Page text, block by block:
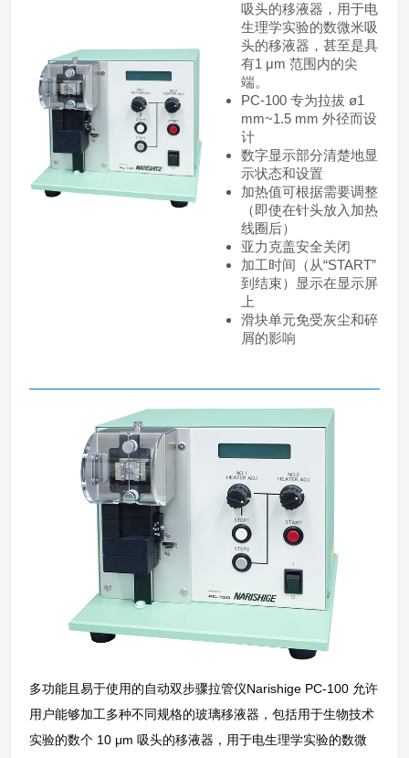
吸头的移液器，用于电
生理学实验的数微米吸
头的移液器，甚至是具
有1 μm 范围内的尖
端。
PC-100 专为拉拔 ø1
mm~1.5 mm 外径而设
计
数字显示部分清楚地显
示状态和设置
加热值可根据需要调整
（即使在针头放入加热
线圈后）
亚力克盖安全关闭
加工时间（从“START”
到结束）显示在显示屏
上
滑块单元免受灰尘和碎
屑的影响
多功能且易于使用的自动双步骤拉管仪Narishige PC-100 允许
用户能够加工多种不同规格的玻璃移液器，包括用于生物技术
实验的数个 10 μm 吸头的移液器，用于电生理学实验的数微